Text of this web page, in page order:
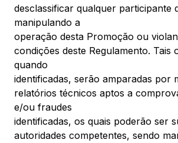
desclassificar qualquer participante
manipulando a
operação desta Promoção ou
condições deste Regulamento. Tais
quando
identificadas, serão amparadas por
relatórios técnicos aptos a
e/ou fraudes
identificadas, os quais poderão ser
autoridades competentes, sendo